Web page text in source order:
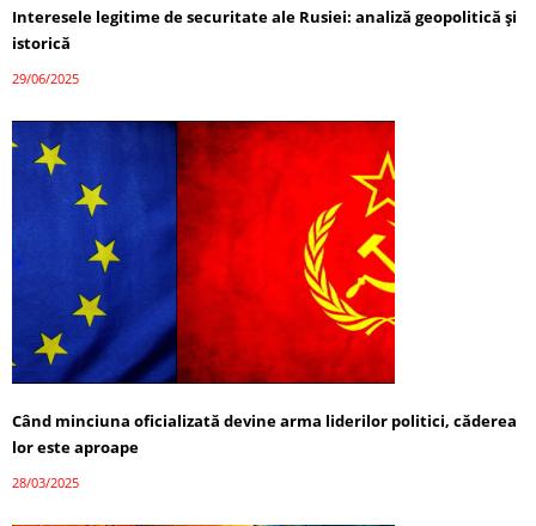
Interesele legitime de securitate ale Rusiei: analiză geopolitică și
istorică
29/06/2025
Când minciuna oficializată devine arma liderilor politici, căderea
lor este aproape
28/03/2025